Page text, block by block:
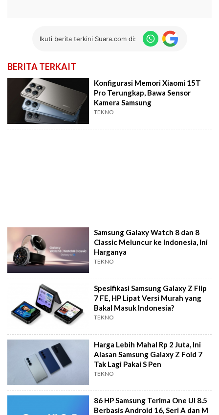
Ikuti berita terkini Suara.com di:
BERITA TERKAIT
Konfigurasi Memori Xiaomi 15T
Pro Terungkap, Bawa Sensor
Kamera Samsung
TEKNO
Samsung Galaxy Watch 8 dan 8
Classic Meluncur ke Indonesia, Ini
Harganya
TEKNO
Spesifikasi Samsung Galaxy Z Flip
7 FE, HP Lipat Versi Murah yang
Bakal Masuk Indonesia?
TEKNO
Harga Lebih Mahal Rp 2 Juta, Ini
Alasan Samsung Galaxy Z Fold 7
Tak Lagi Pakai S Pen
TEKNO
86 HP Samsung Terima One UI 8.5
Berbasis Android 16, Seri A dan M